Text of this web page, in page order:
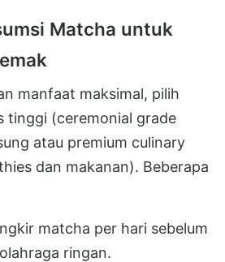
Matcha untuk
manfaat maksimal, pilih
tinggi (ceremonial grade
atau premium culinary
dan makanan). Beberapa
matcha per hari sebelum
ringan.